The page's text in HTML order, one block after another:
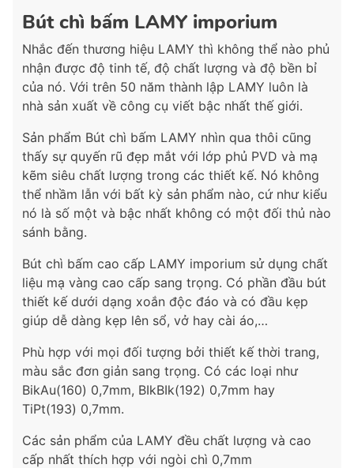
Bút chì bấm LAMY imporium
Nhắc đến thương hiệu LAMY thì không thể nào phủ
nhận được độ tinh tế, độ chất lượng và độ bền bỉ
của nó. Với trên 50 năm thành lập LAMY luôn là
nhà sản xuất về công cụ viết bậc nhất thế giới.
Sản phẩm Bút chì bấm LAMY nhìn qua thôi cũng
thấy sự quyến rũ đẹp mắt với lớp phủ PVD và mạ
kẽm siêu chất lượng trong các thiết kế. Nó không
thể nhầm lẫn với bất kỳ sản phẩm nào, cứ như kiểu
nó là số một và bậc nhất không có một đối thủ nào
sánh bằng.
Bút chì bấm cao cấp LAMY imporium sử dụng chất
liệu mạ vàng cao cấp sang trọng. Có phần đầu bút
thiết kế dưới dạng xoắn độc đáo và có đầu kẹp
giúp dễ dàng kẹp lên sổ, vở hay cài áo,…
Phù hợp với mọi đối tượng bởi thiết kế thời trang,
màu sắc đơn giản sang trọng. Có các loại như
BikAu(160) 0,7mm, BIkBIk(192) 0,7mm hay
TiPt(193) 0,7mm.
Các sản phẩm của LAMY đều chất lượng và cao
cấp nhất thích hợp với ngòi chì 0,7mm